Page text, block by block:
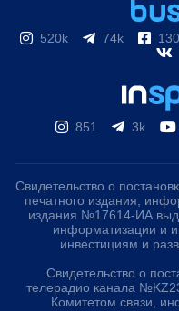
520k 74k
851 3k
Свидетельство о
печатного издания,
издания №17614-ИА
информатизации и
инвестициям и
Свидетельство о
телерадио канала
Комитетом связи,